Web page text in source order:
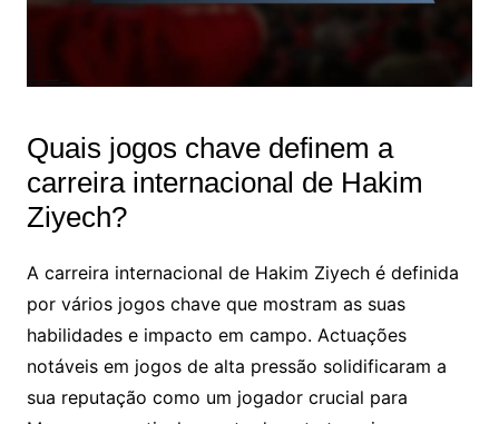
Quais jogos chave definem a
carreira internacional de Hakim
Ziyech?
A carreira internacional de Hakim Ziyech é definida
por vários jogos chave que mostram as suas
habilidades e impacto em campo. Actuações
notáveis em jogos de alta pressão solidificaram a
sua reputação como um jogador crucial para